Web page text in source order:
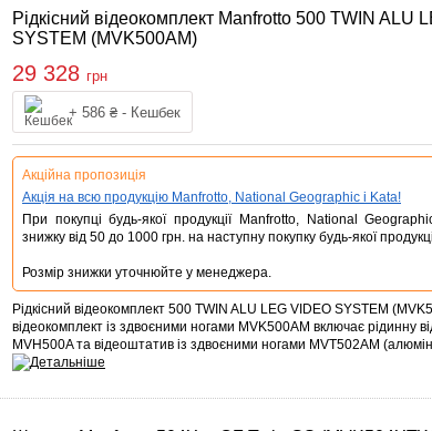
Рідкісний відеокомплект Manfrotto 500 TWIN ALU
SYSTEM (MVK500AM)
29 328 грн
+ 586 ₴ - Кешбек
Купити
Акційна пропозиція
Акція на всю продукцію Manfrotto, National Geographic і Kata!
При покупці будь-якої продукції Manfrotto, National
знижку від 50 до 1000 грн. на наступну покупку будь-якої
Розмір знижки уточнюйте у менеджера.
Рідкісний відеокомплект 500 TWIN ALU LEG VIDEO SYSTEM
відеокомплект із здвоєними ногами MVK500AM включає рідинну
MVH500A та відеоштатив із здвоєними ногами MVT502AM